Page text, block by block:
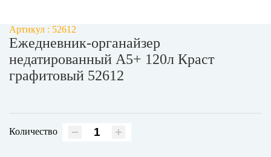
Артикул : 52612
Ежедневник-органайзер
недатированный А5+ 120л Краст
графитовый 52612
Количество